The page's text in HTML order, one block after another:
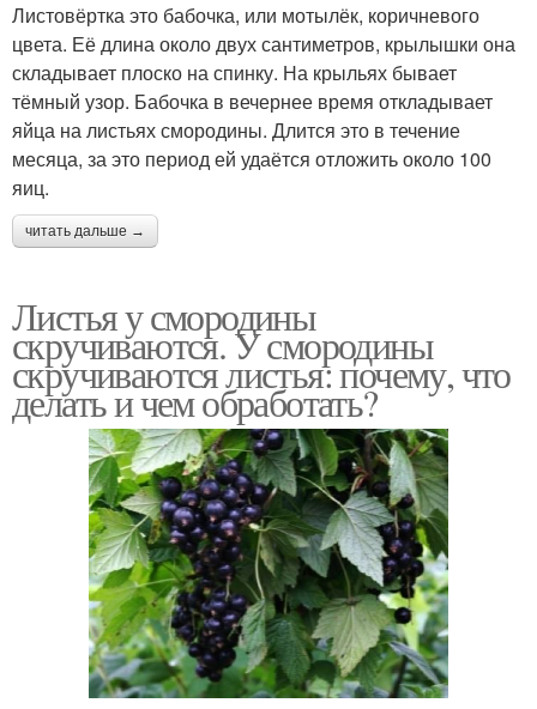
Листовёртка это бабочка, или мотылёк, коричневого
цвета. Её длина около двух сантиметров, крылышки она
складывает плоско на спинку. На крыльях бывает
тёмный узор. Бабочка в вечернее время откладывает
яйца на листьях смородины. Длится это в течение
месяца, за это период ей удаётся отложить около 100
яиц.
читать дальше →
Листья у смородины
скручиваются. У смородины
скручиваются листья: почему, что
делать и чем обработать?